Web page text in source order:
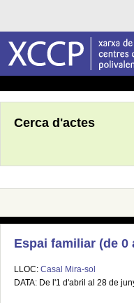
Cerca d'actes
Espai familiar (de 0
LLOC: Casal Mira-sol
DATA: De l'1 d'abril al 28 de